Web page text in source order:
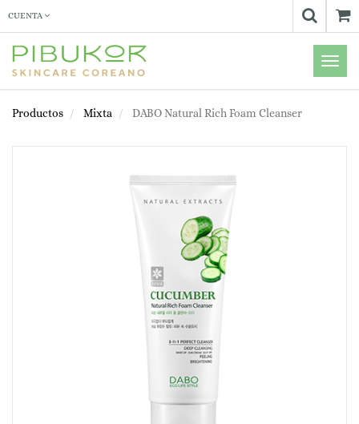
CUENTA
Menú
de
Productos
Mixta DABO Natural Rich Foam Cleanser